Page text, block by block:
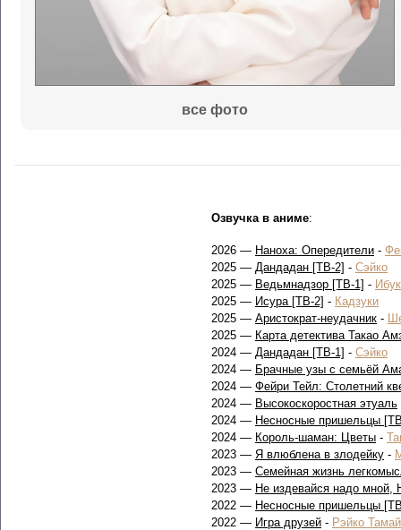
все фото
Озвучка в аниме:
2026 — Наноха: Опередители -
2025 — Дандадан [ТВ-2] - Сэйко
2025 — Ведьмнадзор [ТВ-1] -
2025 — Исура [ТВ-2] - Кадзуки
2025 — Аристократ-неудачник -
2025 — Карта детектива Такао
2024 — Дандадан [ТВ-1] - Сэйко
2024 — Брачные узы с семьёй
2024 — Фейри Тейл: Столетний
2024 — Высокоскоростная этуаль
2024 — Несносные пришельцы
2024 — Король-шаман: Цветы -
2023 — Я влюблена в злодейку -
2023 — Семейная жизнь
2023 — Не издевайся надо мной,
2022 — Несносные пришельцы
2022 — Игра друзей - Рэйко Тамай